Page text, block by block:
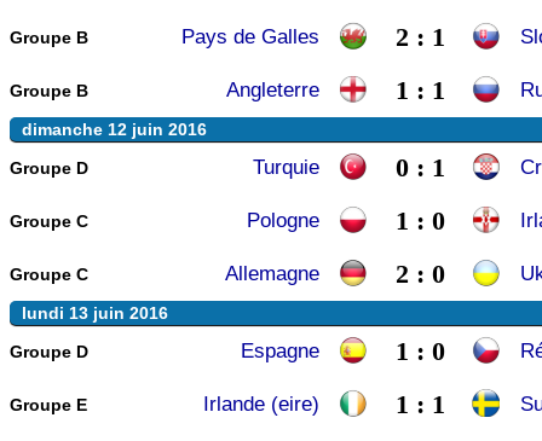
Groupe B Pays de Galles 2 : 1
Groupe B Angleterre 1 : 1
dimanche 12 juin 2016
Groupe D
Turquie 0 : 1
Groupe C Pologne 1 : 0
Groupe C Allemagne 2 : 0
lundi 13 juin 2016
Groupe D
Espagne 1 : 0
Groupe E Irlande (eire) 1 : 1